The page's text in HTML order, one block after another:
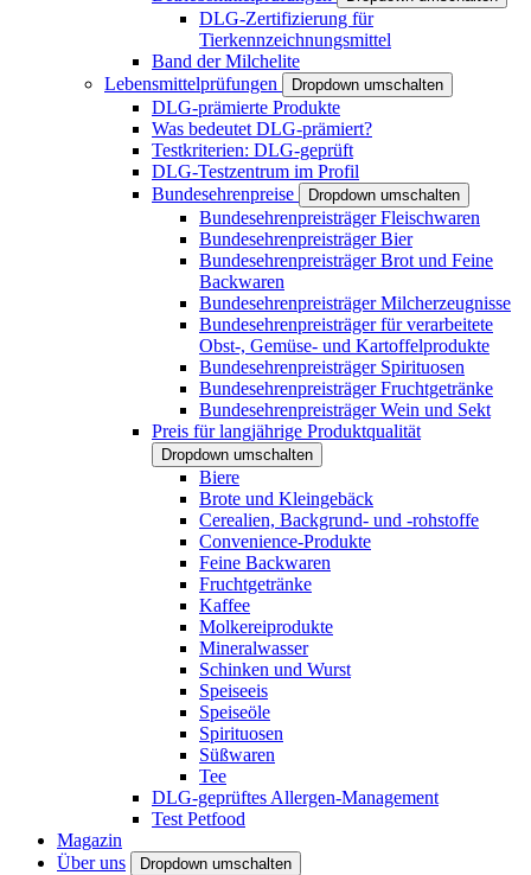
DLG-Zertifizierung für
Tierkennzeichnungsmittel
Band der Milchelite
Lebensmittelprüfungen
Dropdown umschalten
DLG-prämierte Produkte
Was bedeutet DLG-prämiert?
Testkriterien: DLG-geprüft
DLG-Testzentrum im Profil
Bundesehrenpreise
Dropdown umschalten
Bundesehrenpreisträger Fleischwaren
Bundesehrenpreisträger Bier
Bundesehrenpreisträger Brot und Feine
Backwaren
Bundesehrenpreisträger Milcherzeugnisse
Bundesehrenpreisträger für verarbeitete
Obst-, Gemüse- und Kartoffelprodukte
Bundesehrenpreisträger Spirituosen
Bundesehrenpreisträger Fruchtgetränke
Bundesehrenpreisträger Wein und Sekt
Preis für langjährige Produktqualität
Dropdown umschalten
Biere
Brote und Kleingebäck
Cerealien, Backgrund- und -rohstoffe
Convenience-Produkte
Feine Backwaren
Fruchtgetränke
Kaffee
Molkereiprodukte
Mineralwasser
Schinken und Wurst
Speiseeis
Speiseöle
Spirituosen
Süßwaren
Tee
DLG-geprüftes Allergen-Management
Test Petfood
Magazin
Über uns
Dropdown umschalten